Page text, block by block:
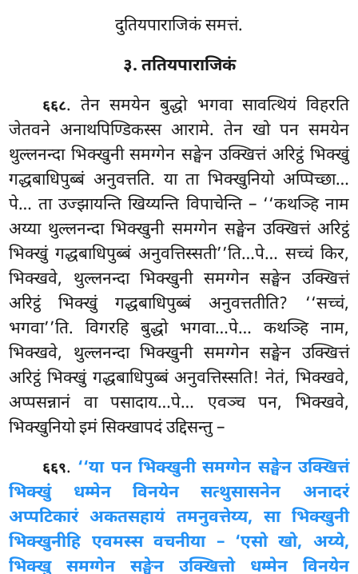
दुतियपाराजिकं समत्तं.
३. ततियपाराजिकं
६६८. तेनसमयेन बुद्धो भगवा सावत्थियं विहरति
जेतवने अनाथपिण्डिकस्स आरामे. तेन खो पन समयेन
थुल्लनन्दा भिक्खुनी समग्गेन सङ्घेन उक्खित्तं अरिट्ठं भिक्खुं
गद्धबाधिपुब्बं अनुवत्तति. याता भिक्खुनियो अप्पिच्छा…
पे… ता उज्झायन्ति खिय्यन्ति विपाचेन्ति – ‘‘कथञ्हि नाम
अय्या थुल्लनन्दा भिक्खुनी समग्गेन सङ्घेन उक्खित्तं अरिट्ठं
भिक्खुं गद्धबाधिपुब्बं अनुवत्तिस्सती’’ति…पे… सच्चं किर,
भिक्खवे, थुल्लनन्दा भिक्खुनी समग्गेन सङ्घेन उक्खित्तं
अरिट्ठं भिक्खुं गद्धबाधिपुब्बं अनुवत्ततीति? ‘‘सच्चं,
भगवा’’ति. विगरहि बुद्धो भगवा…पे… कथञ्हि नाम,
भिक्खवे, थुल्लनन्दा भिक्खुनी समग्गेन सङ्घेन उक्खित्तं
अरिट्ठं भिक्खुं गद्धबाधिपुब्बं अनुवत्तिस्सति! नेतं, भिक्खवे,
अप्पसन्नानं वा पसादाय…पे… एवञ्च पन, भिक्खवे,
भिक्खुनियो इमं सिक्खापदं उद्दिसन्तु –
६६९. ‘‘या पन भिक्खुनी समग्गेन सङ्घेन उक्खित्तं
भिक्खुं धम्मेन विनयेन सत्थुसासनेन अनादरं
अप्पटिकारं अकतसहायं तमनुवत्तेय्य, सा भिक्खुनी
भिक्खुनीहि एवमस्स वचनीया – ‘एसो खो, अय्ये,
भिक्खु समग्गेन सङ्घेन उक्खित्तो धम्मेन विनयेन